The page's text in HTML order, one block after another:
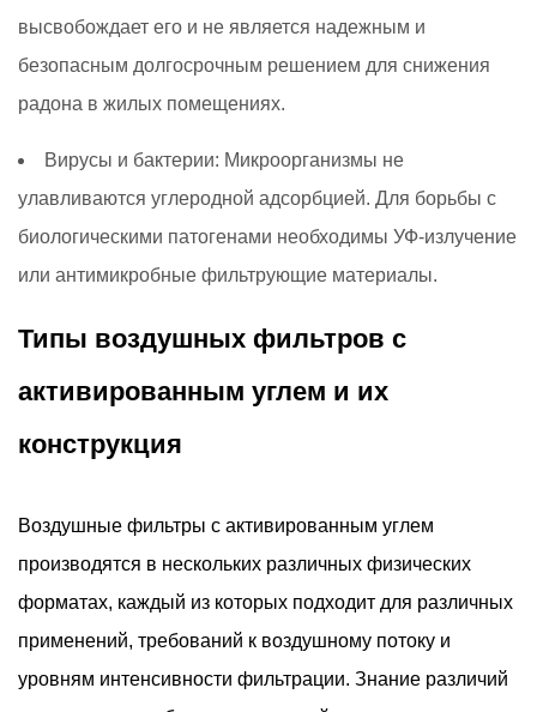
высвобождает его и не является надежным и
безопасным долгосрочным решением для снижения
радона в жилых помещениях.
Вирусы и бактерии: Микроорганизмы не
улавливаются углеродной адсорбцией. Для борьбы с
биологическими патогенами необходимы УФ-излучение
или антимикробные фильтрующие материалы.
Типы воздушных фильтров с
активированным углем и их
конструкция
Воздушные фильтры с активированным углем
производятся в нескольких различных физических
форматах, каждый из которых подходит для различных
применений, требований к воздушному потоку и
уровням интенсивности фильтрации. Знание различий